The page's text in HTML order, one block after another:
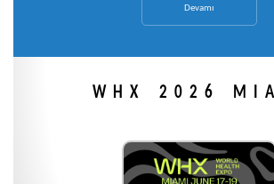
Devamı
WHX 2026